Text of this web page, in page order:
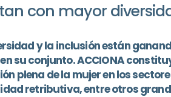
con mayor
y la inclusión están
su conjunto. ACCIONA
plena de la mujer en los
retributiva, entre otros